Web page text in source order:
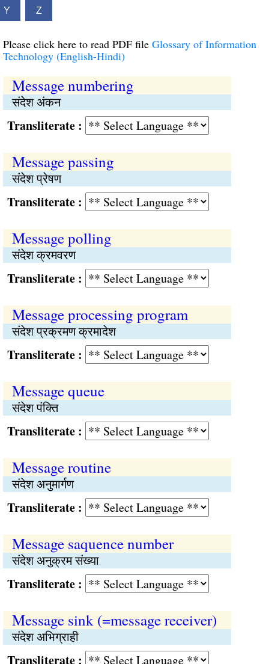
Y Z
Please click here to read PDF file Glossary of Information
Technology (English-Hindi)
Message numbering
संदेश अंकन
:
Message passing
संदेश प्रेषण
:
Message polling
संदेश क्रमवरण
:
Message processing program
संदेश प्रक्रमण क्रमादेश
:
Message queue
संदेश पंक्ति
:
Message routine
संदेश अनुमार्गण
:
Message saquence number
संदेश अनुक्रम संख्या
:
Message sink (=message receiver)
संदेश अभिग्राही
: